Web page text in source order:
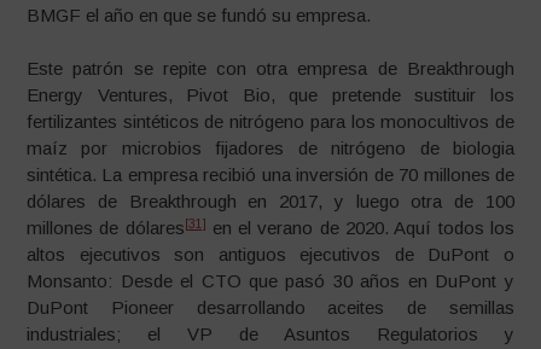
BMGF el año en que se fundó su empresa.
Este patrón se repite con otra empresa de Breakthrough
Energy Ventures, Pivot Bio, que pretende sustituir los
fertilizantes sintéticos de nitrógeno para los monocultivos de
maíz por microbios fijadores de nitrógeno de biologia
sintética. La empresa recibió una inversión de 70 millones de
dólares de Breakthrough en 2017, y luego otra de 100
millones de dólares [31]
en el verano de 2020. Aquí todos los
altos ejecutivos son antiguos ejecutivos de DuPont o
Monsanto: Desde el CTO que pasó 30 años en DuPont y
DuPont Pioneer desarrollando aceites de semillas
industriales; el VP de Asuntos Regulatorios y